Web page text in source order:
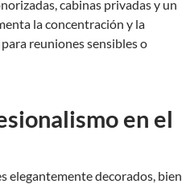
cabinas privadas y un
la concentración y la
reuniones sensibles o
en el
elegantemente decorados, bien